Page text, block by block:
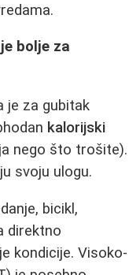
bolje za
je za gubitak
kalorijski
nego što trošite).
svoju ulogu.
bicikl,
direktno
kondicije. Visoko-